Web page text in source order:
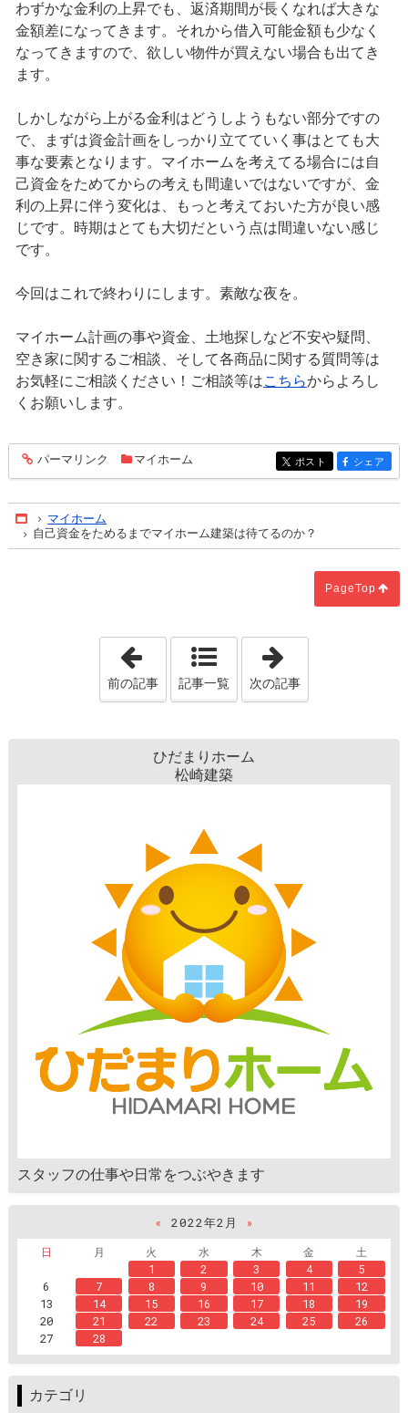
わずかな金利の上昇でも、返済期間が長くなれば大きな
金額差になってきます。それから借入可能金額も少なく
なってきますので、欲しい物件が買えない場合も出てき
ます。
しかしながら上がる金利はどうしようもない部分ですの
で、まずは資金計画をしっかり立てていく事はとても大
事な要素となります。マイホームを考えてる場合には自
己資金をためてからの考えも間違いではないですが、金
利の上昇に伴う変化は、もっと考えておいた方が良い感
じです。時期はとても大切だという点は間違いない感じ
です。
今回はこれで終わりにします。素敵な夜を。
マイホーム計画の事や資金、土地探しなど不安や疑問、
空き家に関するご相談、そして各商品に関する質問等は
お気軽にご相談ください！ご相談等はこちらからよろし
くお願いします。
entry1077
パーマリンク マイホーム entry1077
ポスト entry1077
シェア
Home
マイホーム
自己資金をためるまでマイホーム建築は待てるのか？
PageTop
「住宅ローン控除等の確定申告はe-taxで
前の記事 記事一覧 次の記事
ひだまりホーム
松崎建築
スタッフの仕事や日常をつぶやきます
« 2022年2月
»
日
月 火 水 木 金
土
1
2 3 4
5
6
7 8 9 10 11
12
13
14 15 16 17 18
19
20
21 22 23 24 25
26
27
28
カテゴリ